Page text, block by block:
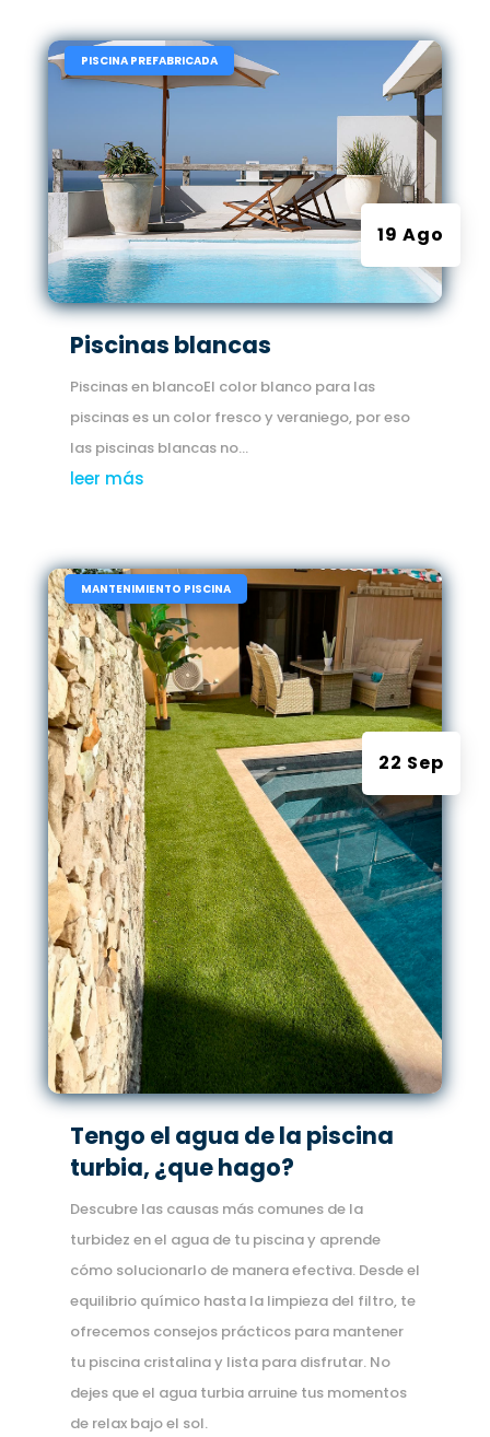
Piscinas blancas
19 Ago
| PISCINA PREFABRICADA
Piscinas en blancoEl color blanco para las
piscinas es un color fresco y veraniego, por eso
las piscinas blancas no...
leer más
Tengo el agua de la piscina
turbia, ¿que hago?
22 Sep
| MANTENIMIENTO PISCINA
Descubre las causas más comunes de la
turbidez en el agua de tu piscina y aprende
cómo solucionarlo de manera efectiva. Desde el
equilibrio químico hasta la limpieza del filtro, te
ofrecemos consejos prácticos para mantener
tu piscina cristalina y lista para disfrutar. No
dejes que el agua turbia arruine tus momentos
de relax bajo el sol.